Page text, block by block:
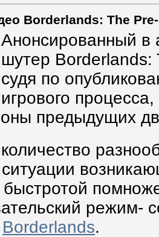
Borderlands: The
Анонсированный в
шутер Borderlands:
судя по
игрового
предыдущих
режим-
Borderlands.